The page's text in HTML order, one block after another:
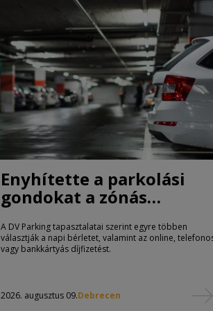
Enyhítette a parkolási
gondokat a zónás
rendszer Debrecenben
A DV Parking tapasztalatai szerint egyre többen
választják a napi bérletet, valamint az online,
vagy bankkártyás díjfizetést.
2026. augusztus 09.Debrecen